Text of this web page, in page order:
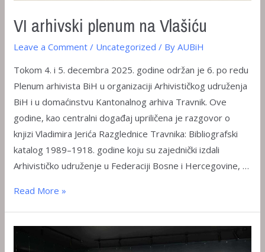
VI arhivski plenum na Vlašiću
Leave a Comment / Uncategorized / ByAUBiH
Tokom 4. i 5. decembra 2025. godine održan je 6. po redu
Plenum arhivista BiH u organizaciji Arhivističkog udruženja
BiH i u domaćinstvu Kantonalnog arhiva Travnik. Ove
godine, kao centralni događaj upriličena je razgovor o
knjizi Vladimira Jerića Razglednice Travnika: Bibliografski
katalog 1989–1918. godine koju su zajednički izdali
Arhivističko udruženje u Federaciji Bosne i Hercegovine, …
VI
Read More »